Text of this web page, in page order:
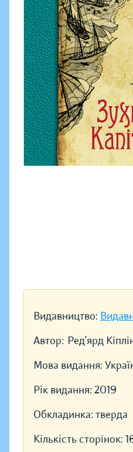
Видавництво:
Автор: Ред’ярд
Мова видання:
Рік видання: 2019
Обкладинка: тверда
Кількість сторінок: